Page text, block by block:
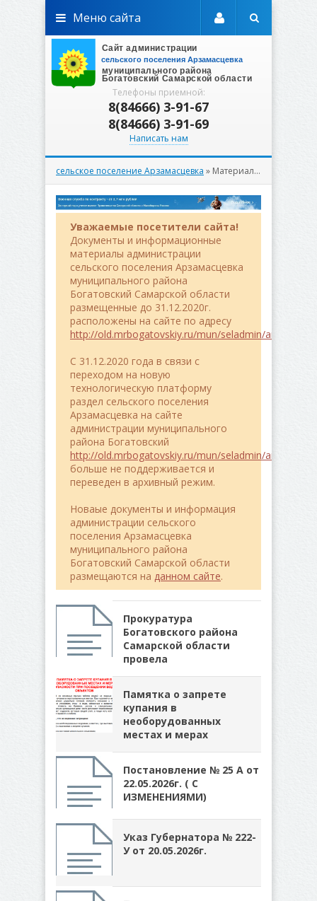
Телефоны приемной:
8(84666) 3-91-67
8(84666) 3-91-69
Написать нам
Меню сайта
сельское поселение Арзамасцевка » Материалы за Май 2026 года
Уважаемые посетители сайта!
Документы и информационные
материалы администрации
сельского поселения Арзамасцевка
муниципального района
Богатовский Самарской области
размещенные до 31.12.2020г.
расположены на сайте по адресу
http://old.mrbogatovskiy.ru/mun/seladmin/
C 31.12.2020 года в связи с
переходом на новую
технологическую платформу
раздел сельского поселения
Арзамасцевка на сайте
администрации муниципального
района Богатовский
http://old.mrbogatovskiy.ru/mun/seladmin/
больше не поддерживается и
переведен в архивный режим.
Новаые документы и информация
администрации сельского
поселения Арзамасцевка
муниципального района
Богатовский Самарской области
размещаются на данном сайте.
Прокуратура
Богатовского района
Самарской области
провела
Памятка о запрете
купания в
необорудованных
местах и мерах
Постановление № 25 А от
22.05.2026г. ( С
ИЗМЕНЕНИЯМИ)
Указ Губернатора № 222-
У от 20.05.2026г.